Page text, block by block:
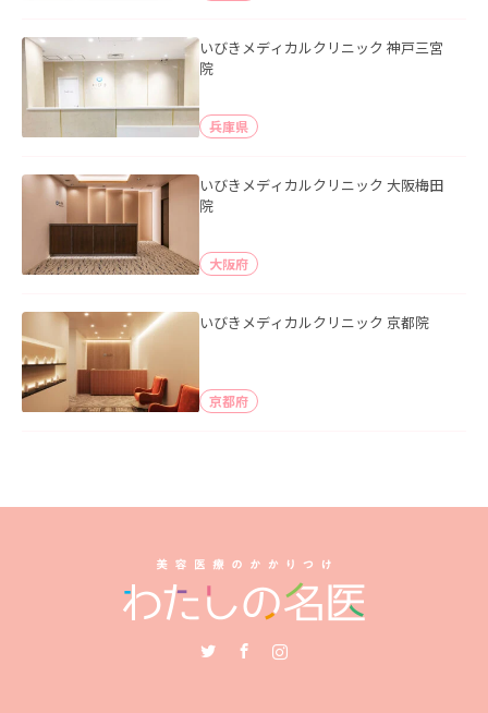
いびきメディカルクリニック 神戸三宮
院
兵庫県
いびきメディカルクリニック 大阪梅田
院
大阪府
いびきメディカルクリニック 京都院
京都府